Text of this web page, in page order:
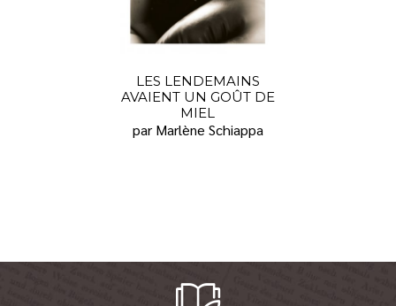
LES LENDEMAINS
AVAIENT UN GOÛT DE
MIEL
par Marlène Schiappa